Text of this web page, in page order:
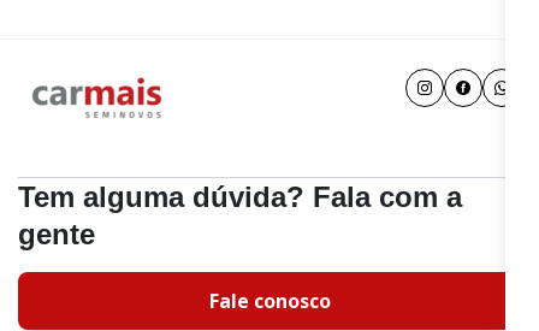
Tem alguma dúvida? Fala com a
gente
Fale conosco